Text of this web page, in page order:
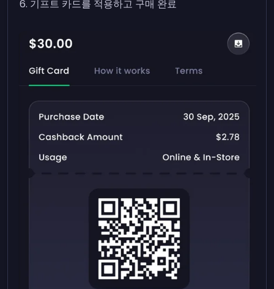
기프트 카드를 적용하고 구매 완료